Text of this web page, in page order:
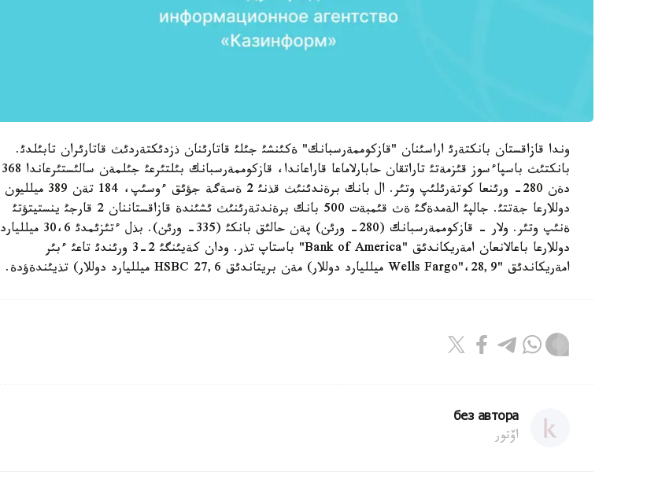
وندا قازاقستان بانكتةرئ اراسئنان "قازكوممةرسبانك" ةكئنشئ جئلئ قاتارئنان ذزدئكتةردئث قاتارئران تابئلدئ.
بانكتئث باسپاءسوز قئزمةتئ تاراتقان حابارلاماعا قاراعاندا، قازكوممةرسبانك بئلتئرعئ جئلمةن سالئستئرعاندا 368
دةن 280- ورئنعا كوتةرئلئپ وتئر. ال بانك برةندئنئث قذنئ 2 ةسةگة جؤئق ءوسئپ، 184 تةن 389 ميلليون
دوللارعا جةتتئ. جالپئ الةمدةگئ ةث قئمبةت 500 بانك برةندتةرئنئث ئشئندة قازاقستاننان 2 قارجئ ينستيتؤتئ
ةنئپ وتئر. ولار - قازكوممةرسبانك (280- ورئن) پةن حالئق بانكئ (335- ورئن). بذل ءتئزئمدئ 30،6 ميلليارد
دوللارعا باعالانعان امةريكاندئق "Bank of America" باستاپ تذر. ودان كةيئنگئ 2-3 ورئندئ تاعئ ءبئر
امةريكاندئق "Wells Fargo"،28,9 ميلليارد دوللار) مةن بريتاندئق HSBC 27,6 ميلليارد دوللار) تذيئندةؤدة.
без автора
اۆتور